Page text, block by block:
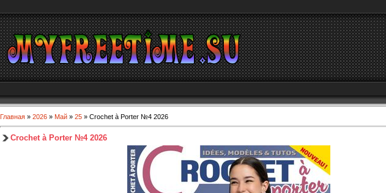
Главная » 2026 » Май » 25 » Crochet à Porter №4 2026
Crochet à Porter №4 2026